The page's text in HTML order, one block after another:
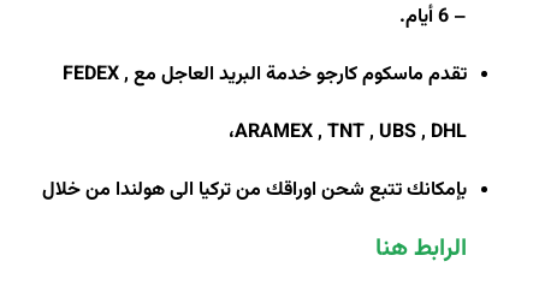
– 6 أيام.
تقدم ماسكوم كارجو خدمة البريد العاجل مع FEDEX ,
ARAMEX , TNT , UBS , DHL،
بإمكانك تتبع شحن اوراقك من تركيا الى هولندا من خلال
الرابط هنا